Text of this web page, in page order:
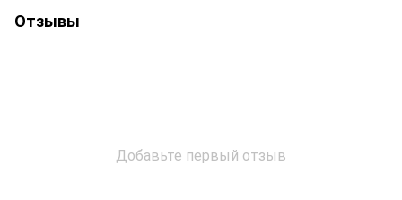
Отзывы
Добавьте первый отзыв